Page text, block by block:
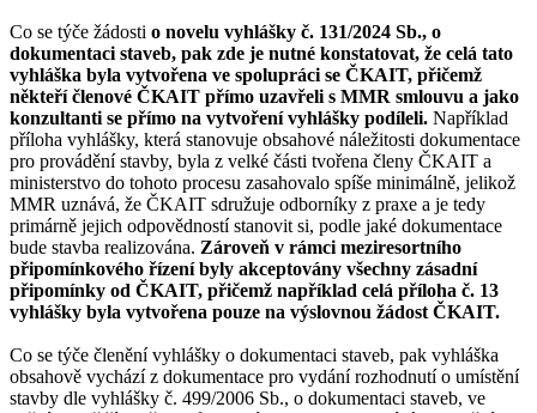
Co se týče žádosti o novelu vyhlášky č. 131/2024 Sb., o
dokumentaci staveb, pak zde je nutné konstatovat, že celá tato
vyhláška byla vytvořena ve spolupráci se ČKAIT, přičemž
někteří členové ČKAIT přímo uzavřeli s MMR smlouvu a jako
konzultanti se přímo na vytvoření vyhlášky podíleli. Například
příloha vyhlášky, která stanovuje obsahové náležitosti dokumentace
pro provádění stavby, byla z velké části tvořena členy ČKAIT a
ministerstvo do tohoto procesu zasahovalo spíše minimálně, jelikož
MMR uznává, že ČKAIT sdružuje odborníky z praxe a je tedy
primárně jejich odpovědností stanovit si, podle jaké dokumentace
bude stavba realizována. Zároveň v rámci meziresortního
připomínkového řízení byly akceptovány všechny zásadní
připomínky od ČKAIT, přičemž například celá příloha č. 13
vyhlášky byla vytvořena pouze na výslovnou žádost ČKAIT.
Co se týče členění vyhlášky o dokumentaci staveb, pak vyhláška
obsahově vychází z dokumentace pro vydání rozhodnutí o umístění
stavby dle vyhlášky č. 499/2006 Sb., o dokumentaci staveb, ve